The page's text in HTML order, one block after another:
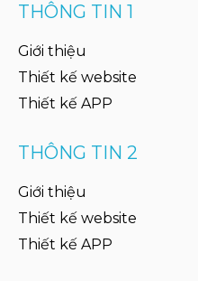
THÔNG TIN 1
Giới thiệu
Thiết kế website
Thiết kế APP
THÔNG TIN 2
Giới thiệu
Thiết kế website
Thiết kế APP